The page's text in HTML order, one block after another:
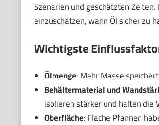
Szenarien und geschätzten
einzuschätzen, wann Öl sicher zu
Wichtigste
Ölmenge: Mehr Masse
Behältermaterial und
isolieren stärker und halten die
Oberfläche: Flache Pfannen